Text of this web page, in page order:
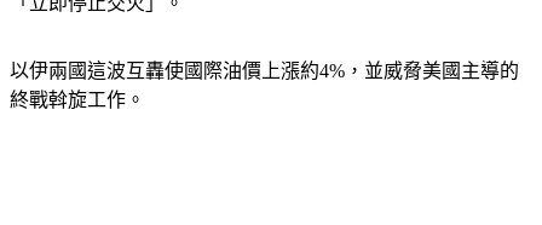
以伊兩國這波互轟使國際油價上漲約4%，並威脅美國主導的
終戰斡旋工作。